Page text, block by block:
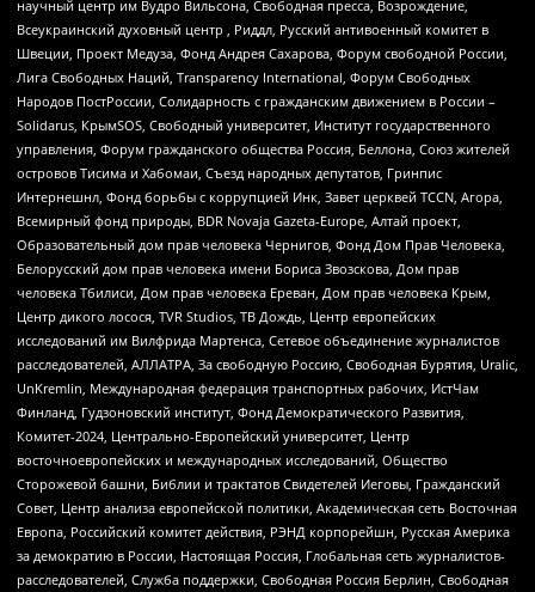
научный центр им Вудро Вильсона, Свободная пресса, Возрождение,
Всеукраинский духовный центр , Риддл, Русский антивоенный комитет в
Швеции, Проект Медуза, Фонд Андрея Сахарова, Форум свободной России,
Лига Свободных Наций, Transparеncy International, Форум Свободных
Народов ПостРоссии, Солидарность с гражданским движением в России –
Solidarus, КрымSOS, Свободный университет, Институт государственного
управления, Форум гражданского общества Россия, Беллона, Союз жителей
островов Тисима и Хабомаи, Съезд народных депутатов, Гринпис
Интернешнл, Фонд борьбы с коррупцией Инк, Завет церквей TCCN, Агора,
Всемирный фонд природы, BDR Novaja Gazeta-Europe, Алтай проект,
Образовательный дом прав человека Чернигов, Фонд Дом Прав Человека,
Белорусский дом прав человека имени Бориса Звозскова, Дом прав
человека Тбилиси, Дом прав человека Ереван, Дом прав человека Крым,
Центр дикого лосося, TVR Studios, ТВ Дождь, Центр европейских
исследований им Вилфрида Мартенса, Сетевое объединение журналистов
расследователей, АЛЛАТРА, За свободную Россию, Свободная Бурятия, Uralic,
UnKremlin, Международная федерация транспортных рабочих, ИстЧам
Финланд, Гудзоновский институт, Фонд Демократического Развития,
Комитет-2024, Центрально-Европейский университет, Центр
восточноевропейских и международных исследований, Общество
Сторожевой башни, Библии и трактатов Свидетелей Иеговы, Гражданский
Совет, Центр анализа европейской политики, Академическая сеть Восточная
Европа, Российский комитет действия, РЭНД корпорейшн, Русская Америка
за демократию в России, Настоящая Россия, Глобальная сеть журналистов-
расследователей, Служба поддержки, Свободная Россия Берлин, Свободная